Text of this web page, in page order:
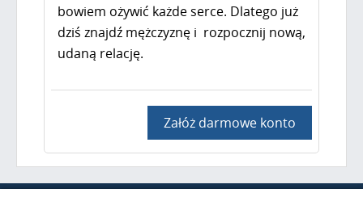
bowiem ożywić każde serce. Dlatego już
dziś znajdź mężczyznę i rozpocznij nową,
udaną relację.
Załóż darmowe konto